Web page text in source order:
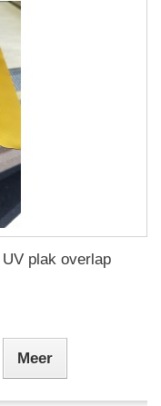
plak overlap
Meer